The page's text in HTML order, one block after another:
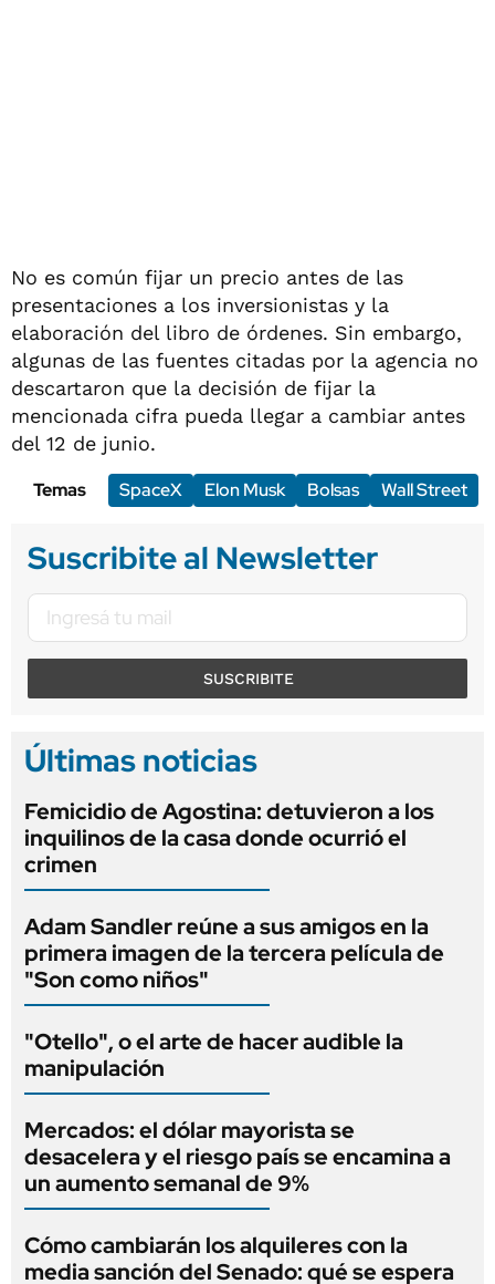
No es común fijar un precio antes de las
presentaciones a los inversionistas y la
elaboración del libro de órdenes. Sin embargo,
algunas de las fuentes citadas por la agencia no
descartaron que la decisión de fijar la
mencionada cifra pueda llegar a cambiar antes
del 12 de junio.
Temas
SpaceX Elon Musk Bolsas Wall Street
Suscribite al Newsletter
SUSCRIBITE
Últimas noticias
Femicidio de Agostina: detuvieron a los
inquilinos de la casa donde ocurrió el
crimen
Adam Sandler reúne a sus amigos en la
primera imagen de la tercera película de
"Son como niños"
"Otello", o el arte de hacer audible la
manipulación
Mercados: el dólar mayorista se
desacelera y el riesgo país se encamina a
un aumento semanal de 9%
Cómo cambiarán los alquileres con la
media sanción del Senado: qué se espera